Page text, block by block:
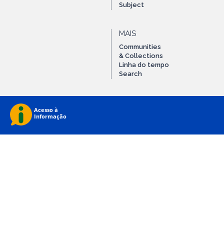
Subject
MAIS
Communities
& Collections
Linha do tempo
Search